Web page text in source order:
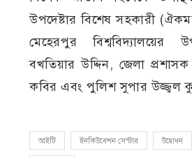
উপদেষ্টার বিশেষ সহকারী
মেহেরপুর বিশ্ববিদ্যালয়ের
বখতিয়ার উদ্দিন, জেলা
কবির এবং পুলিশ সুপার উজ্জ্বল
আইটি ইনকিউবেশন সেন্টার উদ্বোধন